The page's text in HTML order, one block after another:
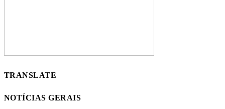
TRANSLATE
NOTÍCIAS GERAIS